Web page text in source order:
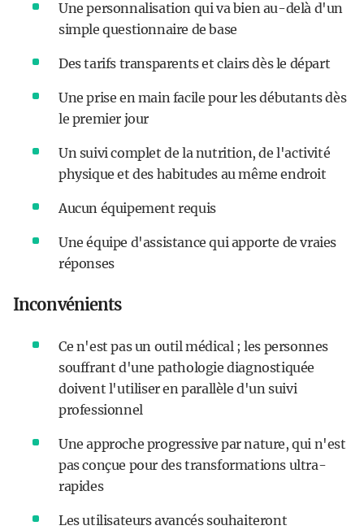
Une personnalisation qui va bien au-delà d'un
simple questionnaire de base
Des tarifs transparents et clairs dès le départ
Une prise en main facile pour les débutants dès
le premier jour
Un suivi complet de la nutrition, de l'activité
physique et des habitudes au même endroit
Aucun équipement requis
Une équipe d'assistance qui apporte de vraies
réponses
Inconvénients
Ce n'est pas un outil médical ; les personnes
souffrant d'une pathologie diagnostiquée
doivent l'utiliser en parallèle d'un suivi
professionnel
Une approche progressive par nature, qui n'est
pas conçue pour des transformations ultra-
rapides
Les utilisateurs avancés souhaiteront